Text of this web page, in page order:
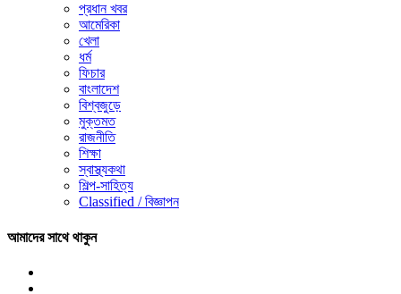
প্রধান খবর
আমেরিকা
খেলা
ধর্ম
ফিচার
বাংলাদেশ
বিশ্বজুড়ে
মুক্তমত
রাজনীতি
শিক্ষা
স্বাস্থ্যকথা
শিল্প-সাহিত্য
Classified / বিজ্ঞাপন
আমাদের সাথে থাকুন